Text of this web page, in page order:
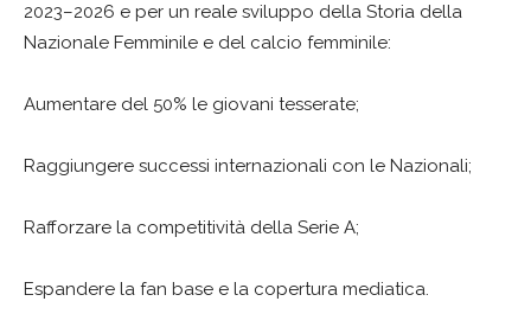
2023–2026 e per un reale sviluppo della Storia della
Nazionale Femminile e del calcio femminile:
Aumentare del 50% le giovani tesserate;
Raggiungere successi internazionali con le Nazionali;
Rafforzare la competitività della Serie A;
Espandere la fan base e la copertura mediatica.